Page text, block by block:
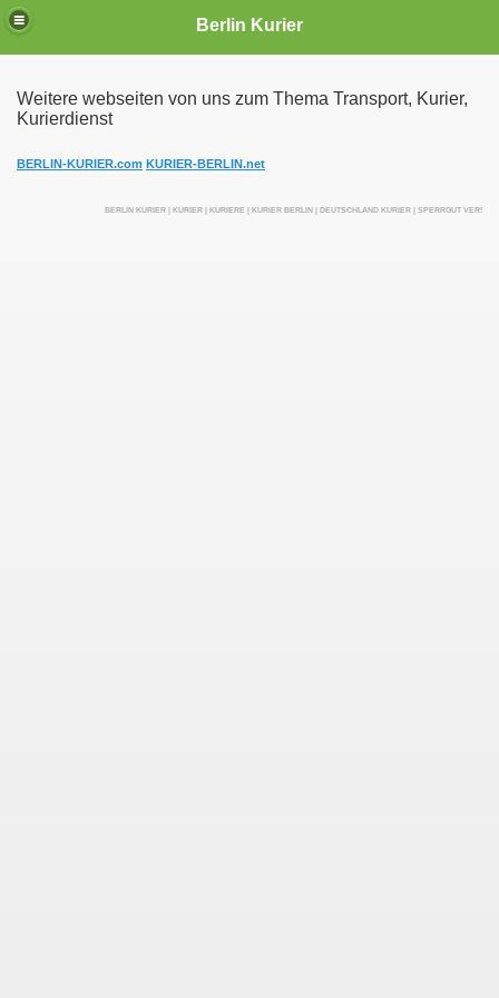
Berlin Kurier
Weitere webseiten von uns zum Thema Transport, Kurier,
Kurierdienst
BERLIN-KURIER.com KURIER-BERLIN.net
BERLIN KURIER | KURIER | KURIERE | KURIER BERLIN | DEUTSCHLAND KURIER | SPERRGUT